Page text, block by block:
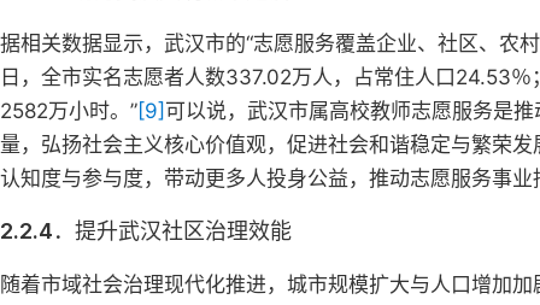
据相关数据显示，武汉市的“志愿服务覆盖企业、社区、
日，全市实名志愿者人数337.02万人，占常住人口24.53
2582万小时。”[9] 可以说，武汉市属高校教师志愿服务是
量，弘扬社会主义核心价值观，促进社会和谐稳定与繁荣
认知度与参与度，带动更多人投身公益，推动志愿服务事
2.2.4．提升武汉社区治理效能
随着市域社会治理现代化推进，城市规模扩大与人口增加